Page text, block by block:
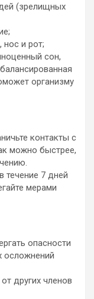
(зрелищных
нос и рот;
сон,
организму
контакты с
можно быстрее,
течение 7 дней
мерами
опасности
осложнений
других членов